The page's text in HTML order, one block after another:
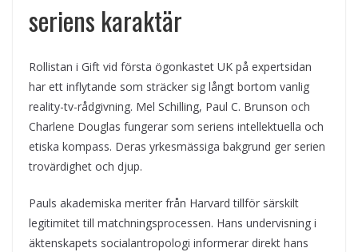
seriens karaktär
Rollistan i Gift vid första ögonkastet UK på expertsidan
har ett inflytande som sträcker sig långt bortom vanlig
reality-tv-rådgivning. Mel Schilling, Paul C. Brunson och
Charlene Douglas fungerar som seriens intellektuella och
etiska kompass. Deras yrkesmässiga bakgrund ger serien
trovärdighet och djup.
Pauls akademiska meriter från Harvard tillför särskilt
legitimitet till matchningsprocessen. Hans undervisning i
äktenskapets socialantropologi informerar direkt hans